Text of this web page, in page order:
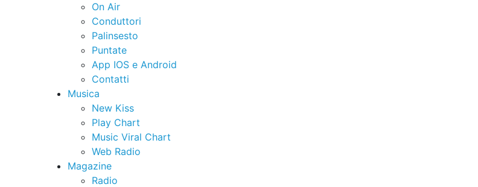
On Air
Conduttori
Palinsesto
Puntate
App IOS e Android
Contatti
Musica
New Kiss
Play Chart
Music Viral Chart
Web Radio
Magazine
Radio